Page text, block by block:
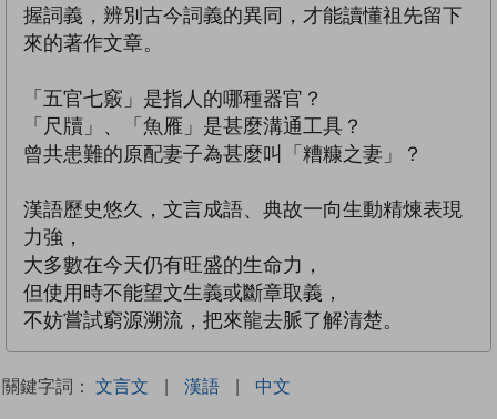
握詞義，辨別古今詞義的異同，才能讀懂祖先留下
來的著作文章。
「五官七竅」是指人的哪種器官？
「尺牘」、「魚雁」是甚麼溝通工具？
曾共患難的原配妻子為甚麼叫「糟糠之妻」？
漢語歷史悠久，文言成語、典故一向生動精煉表現
力強，
大多數在今天仍有旺盛的生命力，
但使用時不能望文生義或斷章取義，
不妨嘗試窮源溯流，把來龍去脈了解清楚。
關鍵字詞： 文言文 | 漢語 | 中文